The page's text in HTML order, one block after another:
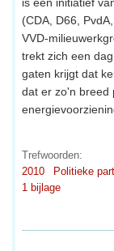
(CDA, D66,
VVD-
trekt zich een
gaten krijgt dat
dat er zo'n breed
Trefwoorden:
2010
Politieke
1 bijlage